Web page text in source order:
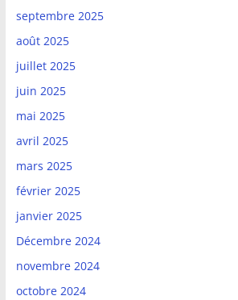
septembre 2025
août 2025
juillet 2025
juin 2025
mai 2025
avril 2025
mars 2025
février 2025
janvier 2025
Décembre 2024
novembre 2024
octobre 2024